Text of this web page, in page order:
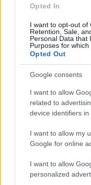
Opted In
I want to opt-out of
Retention, Sale,
Personal Data that
Purposes for which
Opted Out
Google consents
I want to allow
related to
device identifiers in
I want to allow my
Google for online
I want to allow
personalized
Labanino Rafael •2017.
A sajtóban nagy
Center képviseleti
globális